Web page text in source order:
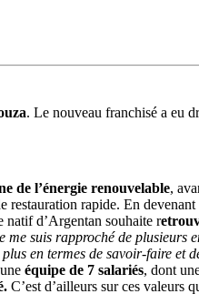
. Le nouveau franchisé a eu
de l’énergie renouvelable,
restauration rapide. En
natif d’Argentan souhaite r
suis rapproché de plusieurs
en termes de savoir-faire et
équipe de 7 salariés, dont
C’est d’ailleurs sur ces valeurs